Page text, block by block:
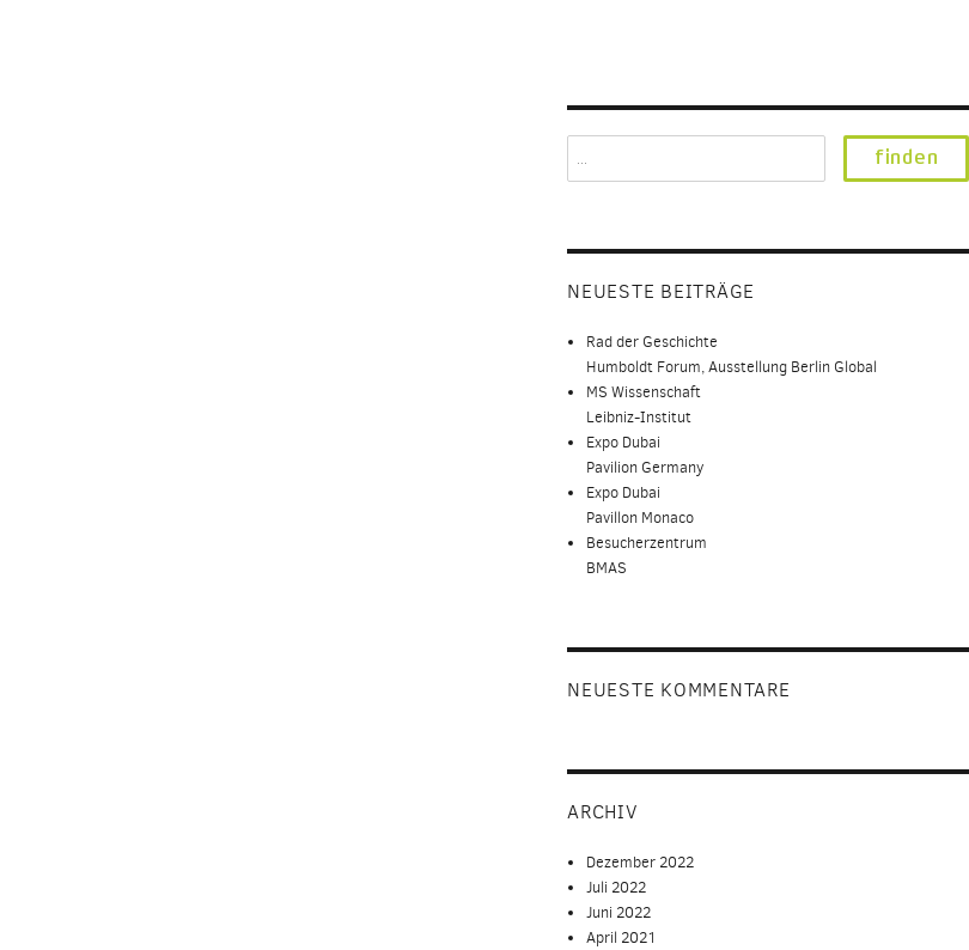
NEUESTE BEITRÄGE
Rad der Geschichte
Humboldt Forum, Ausstellung Berlin Global
MS Wissenschaft
Leibniz-Institut
Expo Dubai
Pavilion Germany
Expo Dubai
Pavillon Monaco
Besucherzentrum
BMAS
NEUESTE KOMMENTARE
ARCHIV
Dezember 2022
Juli 2022
Juni 2022
April 2021